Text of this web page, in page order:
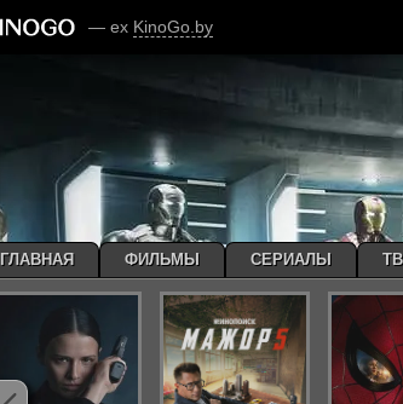
— ex KinoGo.by
ГЛАВНАЯ ФИЛЬМЫ СЕРИАЛЫ ТВ